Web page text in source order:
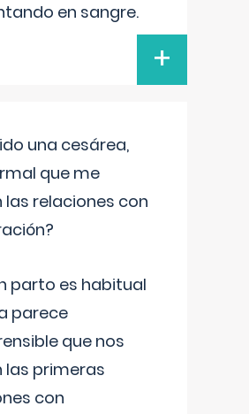
en sangre.
+
una cesárea,
que me
las relaciones con
parto es habitual
parece
que nos
las primeras
con